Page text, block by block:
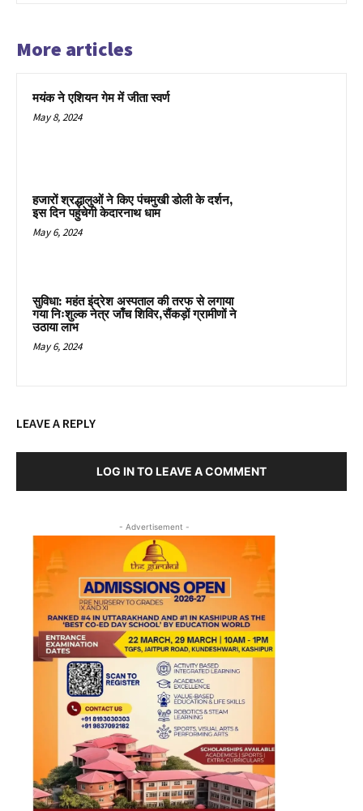
More articles
मयंक ने एशियन गेम में जीता स्वर्ण
May 8, 2024
हजारों श्रद्धालुओं ने किए पंचमुखी डोली के दर्शन,
इस दिन पहुंचेगी केदारनाथ धाम
May 6, 2024
सुविधा: महंत इंद्रेश अस्पताल की तरफ से लगाया
गया निःशुल्क नेत्र जाँच शिविर,सैंकड़ों ग्रामीणों ने
उठाया लाभ
May 6, 2024
LEAVE A REPLY
LOG IN TO LEAVE A COMMENT
- Advertisement -